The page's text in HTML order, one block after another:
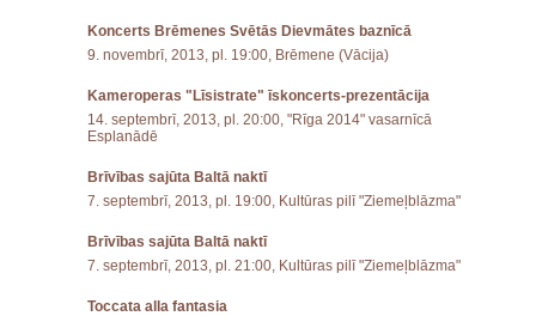
Koncerts Brēmenes Svētās Dievmātes baznīcā
9. novembrī, 2013, pl. 19:00, Brēmene (Vācija)
Kameroperas "Līsistrate" īskoncerts-prezentācija
14. septembrī, 2013, pl. 20:00, "Rīga 2014" vasarnīcā
Esplanādē
Brīvības sajūta Baltā naktī
7. septembrī, 2013, pl. 19:00, Kultūras pilī "Ziemeļblāzma"
Brīvības sajūta Baltā naktī
7. septembrī, 2013, pl. 21:00, Kultūras pilī "Ziemeļblāzma"
Toccata alla fantasia